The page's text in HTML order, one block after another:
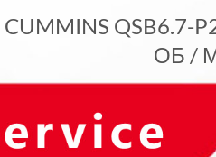
CUMMINS QSB6.7-
ОБ /